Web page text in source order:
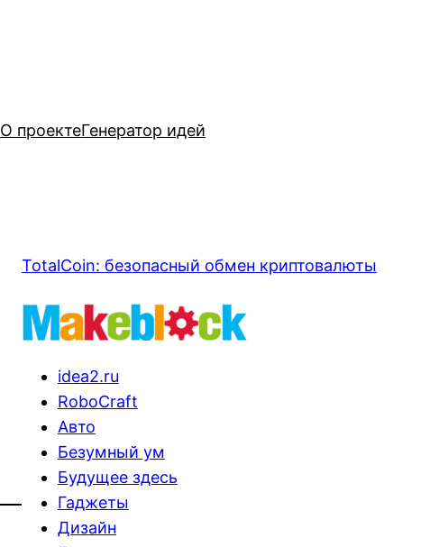
О проектеГенератор идей
TotalCoin: безопасный обмен криптовалюты
idea2.ru
RoboCraft
Авто
Безумный ум
Будущее здесь
Гаджеты
Дизайн